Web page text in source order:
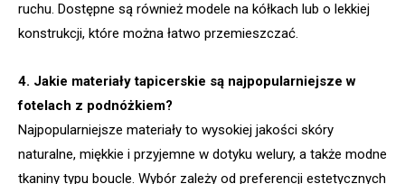
ruchu. Dostępne są również modele na kółkach lub o lekkiej
konstrukcji, które można łatwo przemieszczać.
4. Jakie materiały tapicerskie są najpopularniejsze w
fotelach z podnóżkiem?
Najpopularniejsze materiały to wysokiej jakości skóry
naturalne, miękkie i przyjemne w dotyku welury, a także modne
tkaniny typu boucle. Wybór zależy od preferencji estetycznych